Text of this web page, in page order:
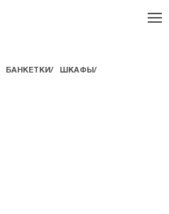
БАНКЕТКИ / ШКАФЫ /